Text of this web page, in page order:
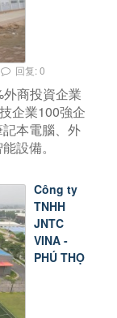
回复: 0
商投資企業
企業100強企
本電腦、外
設備。
Công ty
TNHH
JNTC
VINA -
PHÚ THỌ